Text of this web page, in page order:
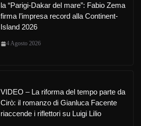
la “Parigi-Dakar del mare”: Fabio Zema
firma l’impresa record alla Continent-
Island 2026
4 Agosto 2026
VIDEO – La riforma del tempo parte da
Cirò: il romanzo di Gianluca Facente
riaccende i riflettori su Luigi Lilio